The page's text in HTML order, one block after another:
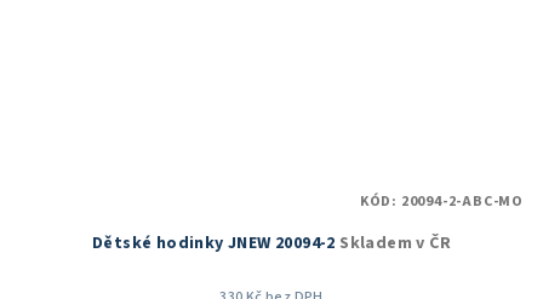
Dětské hodinky JNEW 20094-2 Skladem v ČR
KÓD: 20094-2-ABC-MO